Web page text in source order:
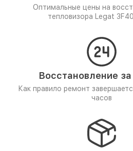
Оптимальные цены на
тепловизора Legat
Восстановление
Как правило ремонт
часов